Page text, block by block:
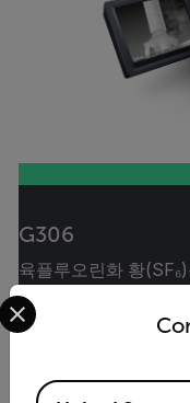
G306
육플루오린화 황
음향 이미징 카
Select your preferred
Available Locations